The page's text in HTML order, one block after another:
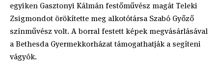
egyiken Gasztonyi Kálmán festőművész magát Teleki
Zsigmondot örökítette meg alkotótársa Szabó Győző
színművész volt. A borral festett képek megvásárlásával
a Bethesda Gyermekkorházat támogathatják a segíteni
vágyók.